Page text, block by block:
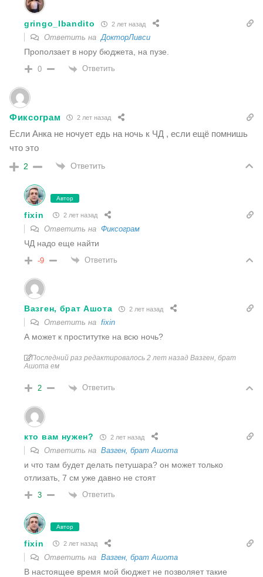
gringo_lbandito 2 лет назад
Ответить наДокторЛивси
Проползает в нору бюджета, на пузе.
0 Ответить
Фиксограм 2 лет назад
Если Анка не ночует едь на ночь к ЧД , если ещё помнишь
что это
2 Ответить
Автор
fixin 2 лет назад
Ответить на Фиксограм
ЧД надо еще найти
-9 Ответить
Вазген, брат Ашoта 2 лет назад
Ответить на fixin
А может к проститутке на всю ночь?
Последний раз редактировалось 2 лет назад Вазген, брат
Ашoта ем
2 Ответить
кто вам нужен? 2 лет назад
Ответить на Вазген, брат Ашoта
и что там будет делать петушара? он может только
отлизать, 7 см уже давно не стоят
3 Ответить
Автор
fixin 2 лет назад
Ответить на Вазген, брат Ашoта
В настоящее время мой бюджет не позволяет такие